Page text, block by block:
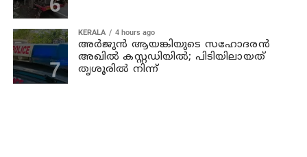
KERALA 4 hours ago
അര്‍ജുന്‍ ആയങ്കിയുടെ സഹോദരന്‍
അഖില്‍ കസ്റ്റഡിയില്‍; പിടിയിലായത്
തൃശൂരില്‍ നിന്ന്